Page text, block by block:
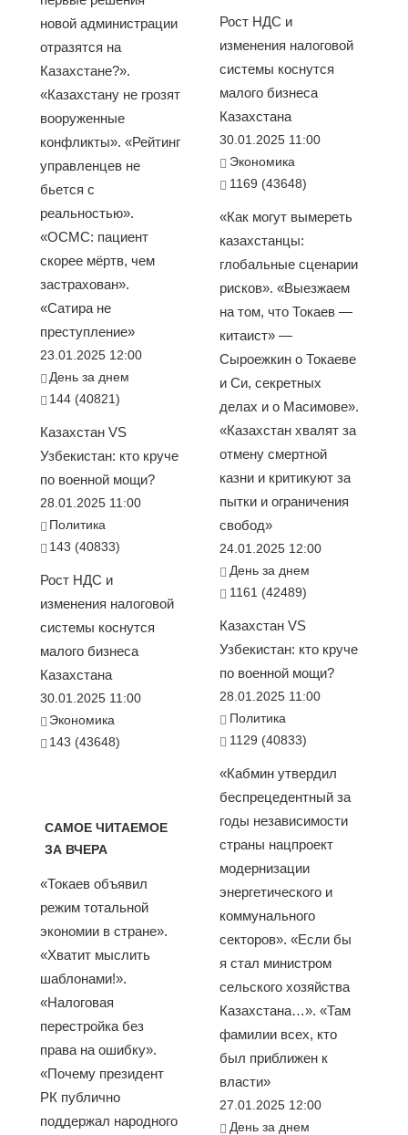
новой администрации
отразятся на
Казахстане?».
«Казахстану не грозят
вооруженные
конфликты». «Рейтинг
управленцев не
бьется с
реальностью».
«ОСМС: пациент
скорее мёртв, чем
застрахован».
«Сатира не
преступление»
23.01.2025 12:00
День за днем
144 (40821)
Казахстан VS
Узбекистан: кто круче
по военной мощи?
28.01.2025 11:00
Политика
143 (40833)
Рост НДС и
изменения налоговой
системы коснутся
малого бизнеса
Казахстана
30.01.2025 11:00
Экономика
143 (43648)
САМОЕ ЧИТАЕМОЕ
ЗА ВЧЕРА
«Токаев объявил
режим тотальной
экономии в стране».
«Хватит мыслить
шаблонами!».
«Налоговая
перестройка без
права на ошибку».
«Почему президент
РК публично
поддержал народного
Рост НДС и
изменения налоговой
системы коснутся
малого бизнеса
Казахстана
30.01.2025 11:00
Экономика
1169 (43648)
«Как могут вымереть
казахстанцы:
глобальные сценарии
рисков». «Выезжаем
на том, что Токаев —
китаист» —
Сыроежкин о Токаеве
и Си, секретных
делах и о Масимове».
«Казахстан хвалят за
отмену смертной
казни и критикуют за
пытки и ограничения
свобод»
24.01.2025 12:00
День за днем
1161 (42489)
Казахстан VS
Узбекистан: кто круче
по военной мощи?
28.01.2025 11:00
Политика
1129 (40833)
«Кабмин утвердил
беспрецедентный за
годы независимости
страны нацпроект
модернизации
энергетического и
коммунального
секторов». «Если бы
я стал министром
сельского хозяйства
Казахстана…». «Там
фамилии всех, кто
был приближен к
власти»
27.01.2025 12:00
День за днем